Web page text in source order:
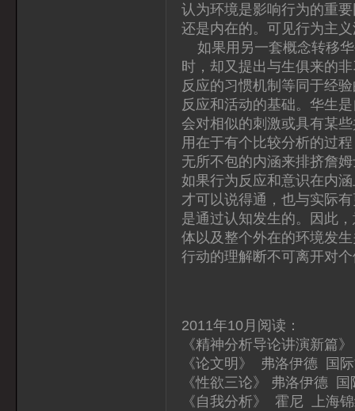
认为环境是影响行为的重
还是内在的。可见行为主
如果用另一套概念转移华
时，却又提出与生俱来的
反应的习惯机制等同于经
反应和活动的基础。华生
会对相似的刺激或具有某
用在于有个比较分析的过
无所不包的内涵来排挤詹
如果行为反应和意识在内
才可以说得通，也与实际
是通过认知发生的。因此
体以及整个外在的环境发
行动的理解断不可离开对
2011年10月阅读：
《精神分析导论讲演新篇
《论文明》 弗洛伊德 国
《性欲三论》 弗洛伊德
《自我分析》 霍尼 上海